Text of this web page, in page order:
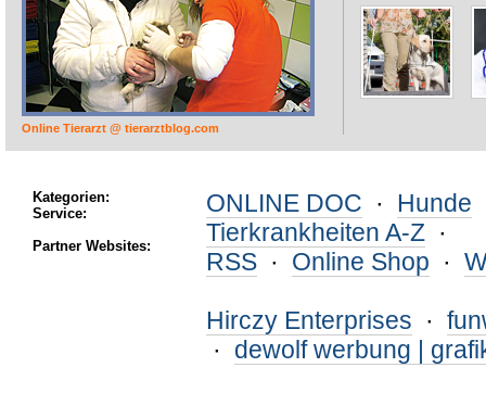
Online Tierarzt @ tierarztblog.com
Kategorien:
Service:
Partner Websites:
ONLINE DOC · Hunde
Tierkrankheiten A-Z ·
RSS · Online Shop ·
Hirczy Enterprises ·
· dewolf werbung |